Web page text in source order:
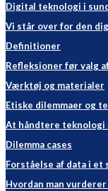
Digital teknologi i
Vi står over for den
Definitioner
Refleksioner før valg
Værktøj og materialer
Etiske dilemmaer og
At håndtere teknologi
Dilemma cases
Forståelse af data i et
Hvordan man